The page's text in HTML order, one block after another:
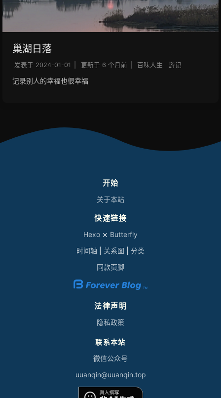
巢湖日落
发表于 2024-01-01 更新于 6 个月前 百味人生 游记
记录别人的幸福也很幸福
开始
关于本站
快速链接
Hexo ⨯ Butterfly
时间轴
关系图
分类
同款页脚
法律声明
隐私政策
联系本站
微信公众号
uuanqin@uuanqin.top